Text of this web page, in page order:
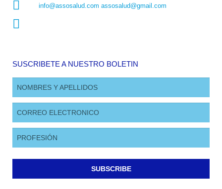
info@assosalud.com assosalud@gmail.com
SUSCRIBETE A NUESTRO BOLETIN
SUBSCRIBE